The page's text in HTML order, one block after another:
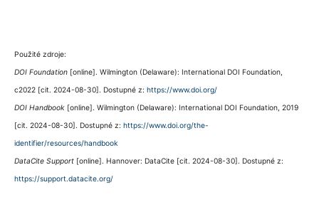
Použité zdroje:
DOI Foundation [online]. Wilmington (Delaware): International DOI Foundation,
c2022 [cit. 2024-08-30]. Dostupné z: https://www.doi.org/
DOI Handbook [online]. Wilmington (Delaware): International DOI Foundation, 2019
[cit. 2024-08-30]. Dostupné z: https://www.doi.org/the-
identifier/resources/handbook
DataCite Support [online]. Hannover: DataCite [cit. 2024-08-30]. Dostupné z:
https://support.datacite.org/